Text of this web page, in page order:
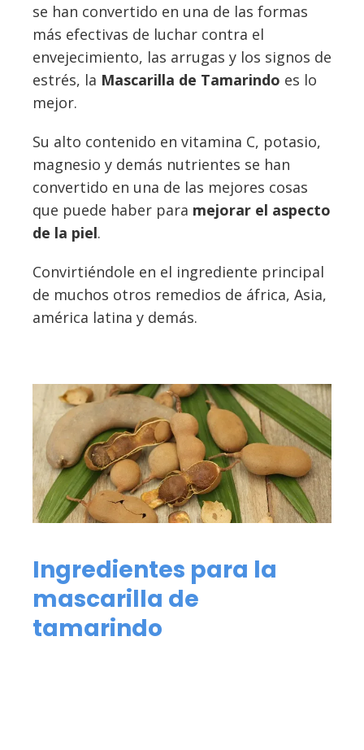
se han convertido en una de las formas
más efectivas de luchar contra el
envejecimiento, las arrugas y los signos de
estrés, la Mascarilla de Tamarindo es lo
mejor.
Su alto contenido en vitamina C, potasio,
magnesio y demás nutrientes se han
convertido en una de las mejores cosas
que puede haber para mejorar el aspecto
de la piel.
Convirtiéndole en el ingrediente principal
de muchos otros remedios de áfrica, Asia,
américa latina y demás.
Ingredientes para la
mascarilla de
tamarindo